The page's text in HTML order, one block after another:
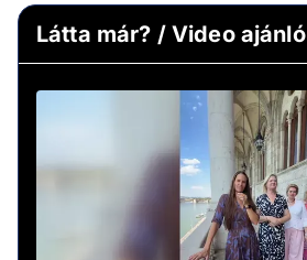
Látta már? / Video ajánló